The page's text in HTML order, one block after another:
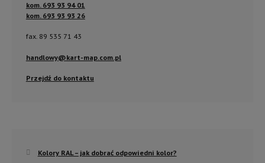
kom. 693 93 94 01
kom. 693 93 93 26
fax. 89 535 71 43
handlowy@kart-map.com.pl
Przejdź do kontaktu
Kolory RAL – jak dobrać odpowiedni kolor?